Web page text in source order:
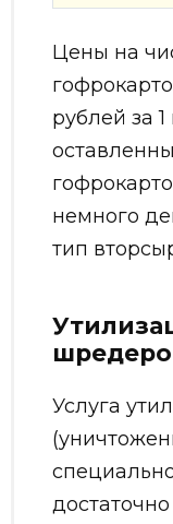
Цены на
рублей за
немного
тип
Услуга